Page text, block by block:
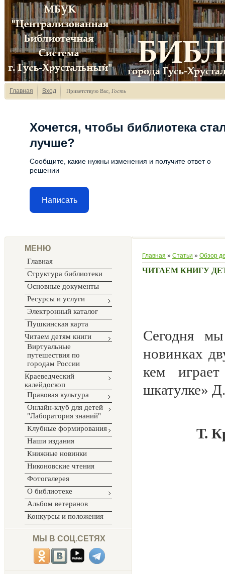
Главная Вход Приветствую Вас Гость
Хочется, чтобы библиотека
лучше?
Сообщите, какие нужны изменения и получите ответ о
решении
Написать
МЕНЮ
Главная
Структура библиотеки
Основные документы
Ресурсы и услуги
Электронный каталог
Пушкинская карта
Читаем детям книги
Виртуальные
путешествия по
городам России
Краеведческий
калейдоскоп
Правовая культура
Онлайн-клуб для детей
"Лаборатория знаний"
Клубные формирования
Наши издания
Книжные новинки
Никоновские чтения
Фотогалерея
О библиотеке
Альбом ветеранов
Конкурсы и положения
МЫ В СОЦ.СЕТЯХ
Главная » Статьи » Обзор
ЧИТАЕМ КНИГУ
Сегодня
новинках
кем
шкатулке»
Т.